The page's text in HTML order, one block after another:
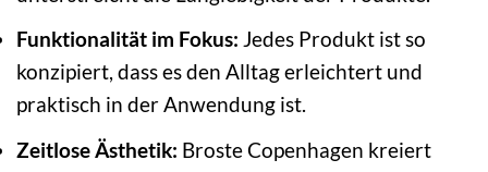
Funktionalität im Fokus: Jedes Produkt ist so
konzipiert, dass es den Alltag erleichtert und
praktisch in der Anwendung ist.
Zeitlose Ästhetik: Broste Copenhagen kreiert